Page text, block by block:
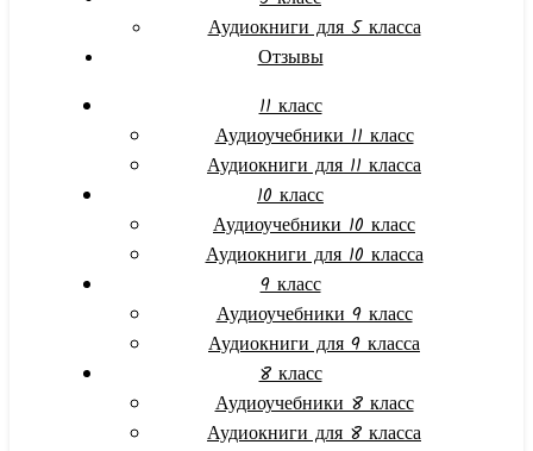
Аудиокниги для 5 класса
Отзывы
11 класс
Аудиоучебники 11 класс
Аудиокниги для 11 класса
10 класс
Аудиоучебники 10 класс
Аудиокниги для 10 класса
9 класс
Аудиоучебники 9 класс
Аудиокниги для 9 класса
8 класс
Аудиоучебники 8 класс
Аудиокниги для 8 класса